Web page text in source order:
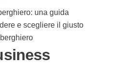
una guida
e scegliere il giusto